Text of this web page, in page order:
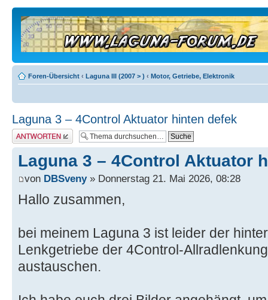
Foren-Übersicht ‹ Laguna III (2007 > ) ‹ Motor, Getriebe, Elektronik
Laguna 3 – 4Control Aktuator hinten defek
Antwort erstellen
Laguna 3 – 4Control Aktuator
von DBSveny» Donnerstag 21. Mai 2026, 08:28
Hallo zusammen,
bei meinem Laguna 3 ist leider der
Lenkgetriebe der 4Control-
austauschen.